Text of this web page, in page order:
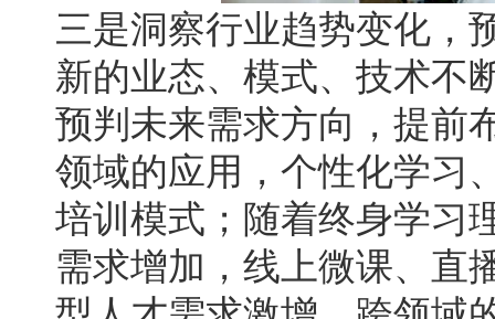
三是洞察行业趋势变化，
新的业态、模式、技术不
预判未来需求方向，提前
领域的应用，个性化学习
培训模式；随着终身学习
需求增加，线上微课、直